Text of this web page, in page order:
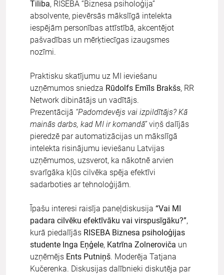
Tiliba, RISEBA “Biznesa psiholoģija”
absolvente, pievērsās mākslīgā intelekta
iespējām personības attīstībā, akcentējot
pašvadības un mērķtiecīgas izaugsmes
nozīmi.
Praktisku skatījumu uz MI ieviešanu
uzņēmumos sniedza Rūdolfs Emīls Brakšs, RR
Network dibinātājs un vadītājs.
Prezentācijā “Padomdevējs vai izpildītājs? Kā
mainās darbs, kad MI ir komandā”viņš dalījās
pieredzē par automatizācijas un mākslīgā
intelekta risinājumu ieviešanu Latvijas
uzņēmumos, uzsverot, ka nākotnē arvien
svarīgāka kļūs cilvēka spēja efektīvi
sadarboties ar tehnoloģijām.
Īpašu interesi raisīja paneļdiskusija “Vai MI
padara cilvēku efektīvāku vai virspusīgāku?”,
kurā piedalījās RISEBA Biznesa psiholoģijas
studente Inga Eņģele, Katrīna Zolneroviča un
uzņēmējs Ents Putniņš. Moderēja Tatjana
Kučerenka. Diskusijas dalībnieki diskutēja par